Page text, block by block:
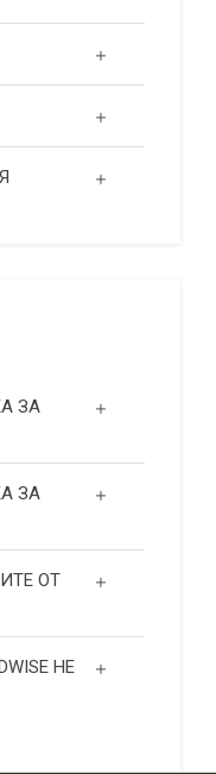
ЗА
ЗА
ОТ
НЕ